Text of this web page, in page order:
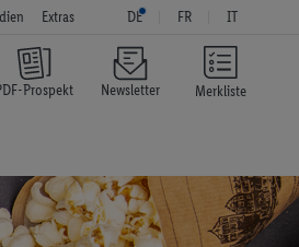
Merkliste
Extras DE FR IT
Prospekt Newsletter